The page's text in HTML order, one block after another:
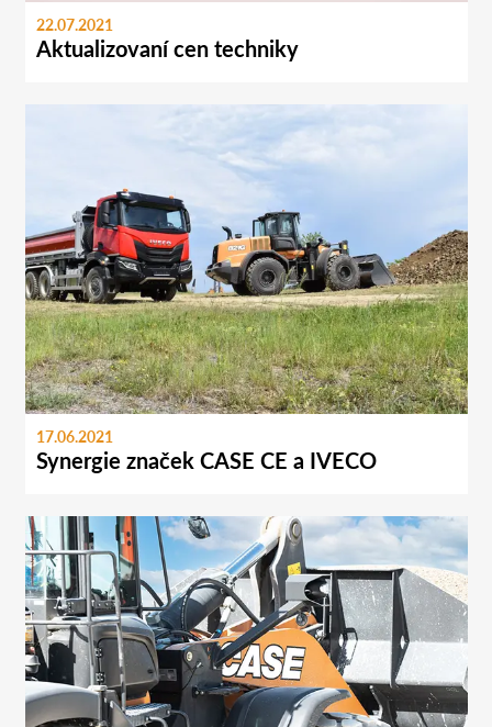
22.07.2021
Aktualizovaní cen techniky
17.06.2021
Synergie značek CASE CE a IVECO